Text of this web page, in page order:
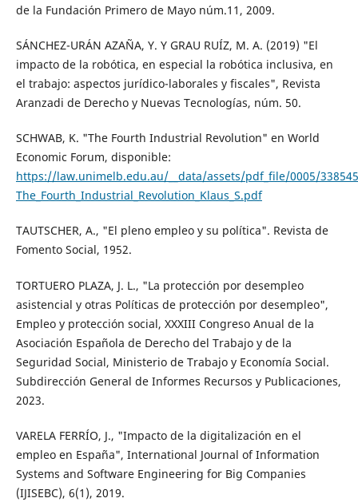
de la Fundación Primero de Mayo núm.11, 2009.
SÁNCHEZ-URÁN AZAÑA, Y. Y GRAU RUÍZ, M. A. (2019) "El
impacto de la robótica, en especial la robótica inclusiva, en
el trabajo: aspectos jurídico-laborales y fiscales", Revista
Aranzadi de Derecho y Nuevas Tecnologías, núm. 50.
SCHWAB, K. "The Fourth Industrial Revolution" en World
Economic Forum, disponible:
https://law.unimelb.edu.au/__data/assets/pdf_file/0005/
The_Fourth_Industrial_Revolution_Klaus_S.pdf
TAUTSCHER, A., "El pleno empleo y su política". Revista de
Fomento Social, 1952.
TORTUERO PLAZA, J. L., "La protección por desempleo
asistencial y otras Políticas de protección por desempleo",
Empleo y protección social, XXXIII Congreso Anual de la
Asociación Española de Derecho del Trabajo y de la
Seguridad Social, Ministerio de Trabajo y Economía Social.
Subdirección General de Informes Recursos y Publicaciones,
2023.
VARELA FERRÍO, J., "Impacto de la digitalización en el
empleo en España", International Journal of Information
Systems and Software Engineering for Big Companies
(IJISEBC), 6(1), 2019.